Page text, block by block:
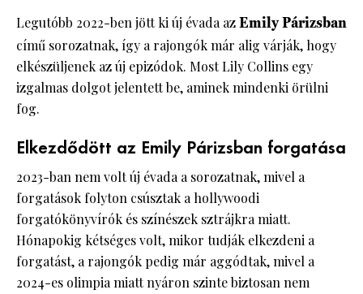
Legutóbb 2022-ben jött ki új évada azEmily Párizsban
című sorozatnak, így a rajongók már alig várják, hogy
elkészüljenek az új epizódok. Most Lily Collins egy
izgalmas dolgot jelentett be, aminek mindenki örülni
fog.
Elkezdődött az Emily Párizsban forgatása
2023-ban nem volt új évada a sorozatnak, mivel a
forgatások folyton csúsztak a hollywoodi
forgatókönyvírók és színészek sztrájkra miatt.
Hónapokig kétséges volt, mikor tudják elkezdeni a
forgatást, a rajongók pedig már aggódtak, mivel a
2024-es olimpia miatt nyáron szinte biztosan nem